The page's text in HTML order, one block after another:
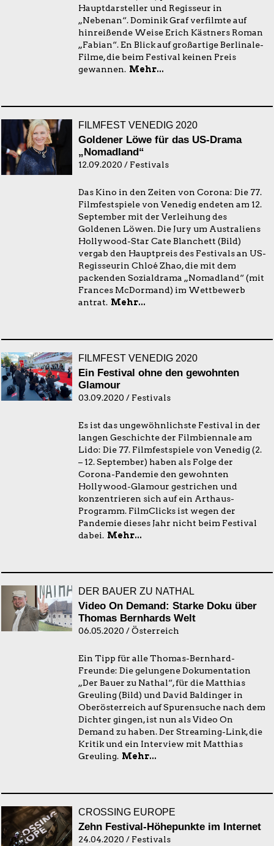
Hauptdarsteller und Regisseur in
„Nebenan“. Dominik Graf verfilmte auf
hinreißende Weise Erich Kästners Roman
„Fabian“. En Blick auf großartige Berlinale-
Filme, die beim Festival keinen Preis
gewannen. Mehr...
FILMFEST VENEDIG 2020
Goldener Löwe für das US-Drama
„Nomadland“
12.09.2020 / Festivals
Das Kino in den Zeiten von Corona: Die 77.
Filmfestspiele von Venedig endeten am 12.
September mit der Verleihung des
Goldenen Löwen. Die Jury um Australiens
Hollywood-Star Cate Blanchett (Bild)
vergab den Hauptpreis des Festivals an US-
Regisseurin Chloé Zhao, die mit dem
packenden Sozialdrama „Nomadland“ (mit
Frances McDormand) im Wettbewerb
antrat. Mehr...
FILMFEST VENEDIG 2020
Ein Festival ohne den gewohnten
Glamour
03.09.2020 / Festivals
Es ist das ungewöhnlichste Festival in der
langen Geschichte der Filmbiennale am
Lido: Die 77. Filmfestspiele von Venedig (2.
– 12. September) haben als Folge der
Corona-Pandemie den gewohnten
Hollywood-Glamour gestrichen und
konzentrieren sich auf ein Arthaus-
Programm. FilmClicks ist wegen der
Pandemie dieses Jahr nicht beim Festival
dabei. Mehr...
DER BAUER ZU NATHAL
Video On Demand: Starke Doku über
Thomas Bernhards Welt
06.05.2020 / Österreich
Ein Tipp für alle Thomas-Bernhard-
Freunde: Die gelungene Dokumentation
„Der Bauer zu Nathal“, für die Matthias
Greuling (Bild) und David Baldinger in
Oberösterreich auf Spurensuche nach dem
Dichter gingen, ist nun als Video On
Demand zu haben. Der Streaming-Link, die
Kritik und ein Interview mit Matthias
Greuling. Mehr...
CROSSING EUROPE
Zehn Festival-Höhepunkte im Internet
24.04.2020 / Festivals